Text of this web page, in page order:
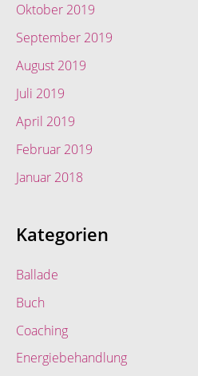
Oktober 2019
September 2019
August 2019
Juli 2019
April 2019
Februar 2019
Januar 2018
Kategorien
Ballade
Buch
Coaching
Energiebehandlung